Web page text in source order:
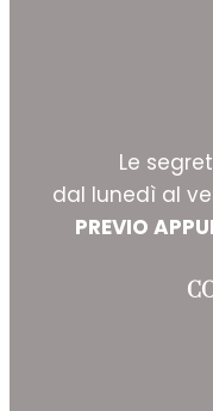
Le
dal lunedì al
PREVIO